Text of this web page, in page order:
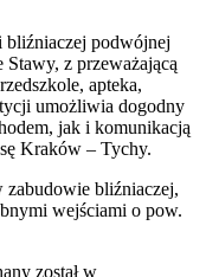
bliźniaczej podwójnej
z przeważającą
apteka,
umożliwia dogodny
jak i komunikacją
Kraków – Tychy.
zabudowie bliźniaczej,
wejściami o pow.
został w